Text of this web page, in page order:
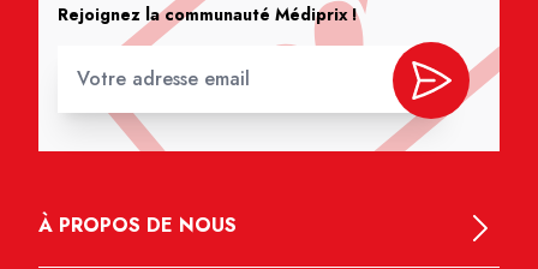
Rejoignez la communauté Médiprix !
À PROPOS DE NOUS